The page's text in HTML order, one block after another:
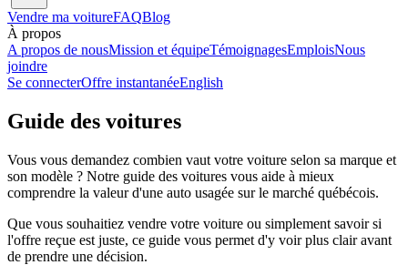
Vendre ma voitureFAQBlog
À propos
A propos de nousMission et équipeTémoignagesEmploisNous
joindre
Se connecterOffre instantanéeEnglish
Guide des voitures
Vous vous demandez combien vaut votre voiture selon sa marque et
son modèle ? Notre guide des voitures vous aide à mieux
comprendre la valeur d'une auto usagée sur le marché québécois.
Que vous souhaitiez vendre votre voiture ou simplement savoir si
l'offre reçue est juste, ce guide vous permet d'y voir plus clair avant
de prendre une décision.